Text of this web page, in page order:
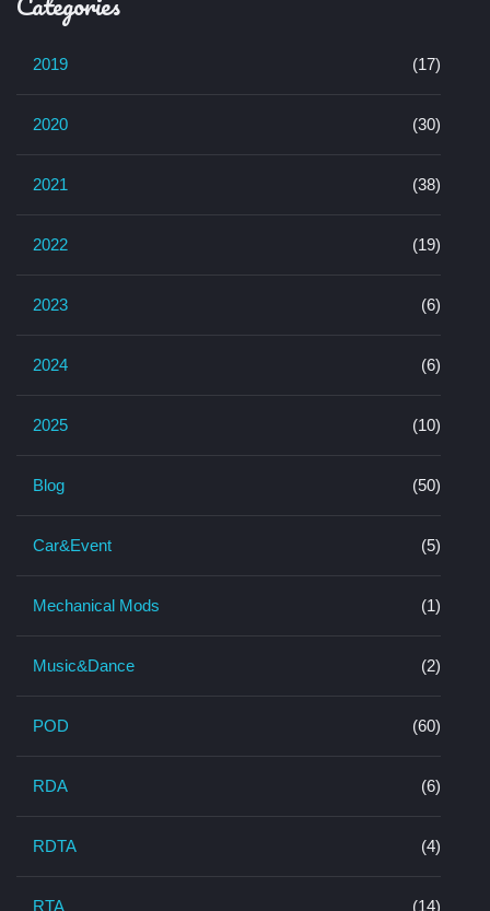
2019 (17)
2020 (30)
2021 (38)
2022 (19)
2023 (6)
2024 (6)
2025 (10)
Blog (50)
Car&Event (5)
Mechanical Mods (1)
Music&Dance (2)
POD (60)
RDA (6)
RDTA (4)
RTA (14)